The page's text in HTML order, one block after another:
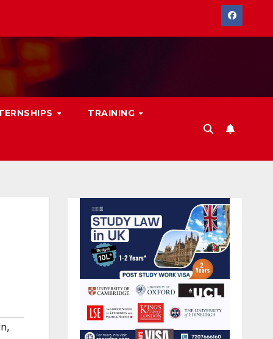
TRAINING
,